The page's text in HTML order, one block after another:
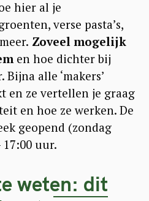
hier al je
verse pasta’s,
Zoveel mogelijk
en hoe dichter bij
alle ‘makers’
en ze vertellen je graag
en hoe ze werken. De
geopend (zondag
17:00 uur.
weten: dit